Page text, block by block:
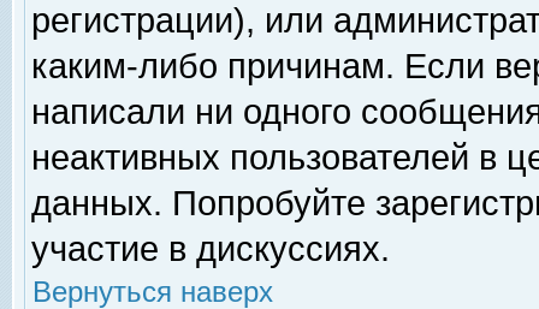
регистрации), или
каким-либо причинам. Если
написали ни одного
неактивных пользователей в
данных. Попробуйте
участие в дискуссиях.
Вернуться наверх